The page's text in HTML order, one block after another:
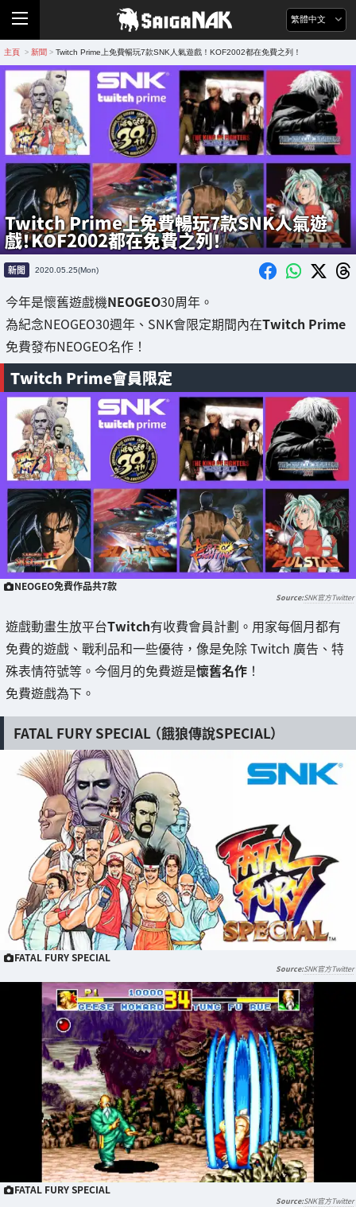
繁體中文
主頁 > 新聞 > Twitch Prime上免費暢玩7款SNK人氣遊戲！KOF2002都在免費之列！
Twitch Prime上免費暢玩7款SNK人氣遊
戲！KOF2002都在免費之列！
新聞 2020.05.25(Mon)
今年是懷舊遊戲機NEOGEO30周年。
為紀念NEOGEO30週年、SNK會限定期間內在Twitch Prime
免費發布NEOGEO名作！
Twitch Prime會員限定
NEOGEO免費作品共7款
SNK官方Twitter
遊戲動畫生放平台Twitch有收費會員計劃。用家每個月都有
免費的遊戲、戰利品和一些優待，像是免除 Twitch 廣告、特
殊表情符號等。今個月的免費遊是懷舊名作 ！
免費遊戲為下。
FATAL FURY SPECIAL （餓狼傳說SPECIAL）
FATAL FURY SPECIAL
SNK官方Twitter
FATAL FURY SPECIAL
SNK官方Twitter